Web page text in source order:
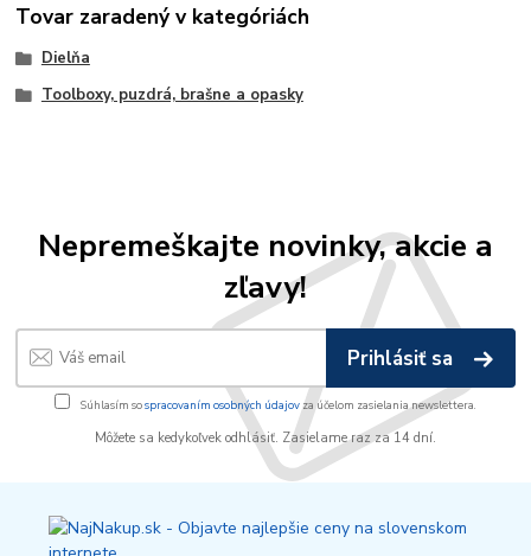
Tovar zaradený v kategóriách
Dielňa
Toolboxy, puzdrá, brašne a opasky
Nepremeškajte novinky, akcie a
zľavy!
Prihlásiť sa
Súhlasím sospracovaním osobných údajov za účelom zasielania newslettera.
Môžete sa kedykoľvek odhlásiť. Zasielame raz za 14 dní.